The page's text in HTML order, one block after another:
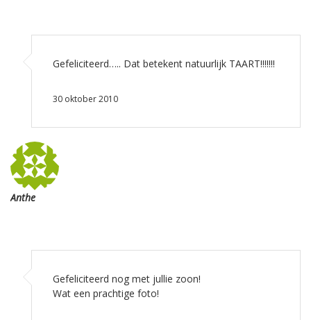
Gefeliciteerd….. Dat betekent natuurlijk TAART!!!!!!!
30 oktober 2010
Anthe
Gefeliciteerd nog met jullie zoon!
Wat een prachtige foto!